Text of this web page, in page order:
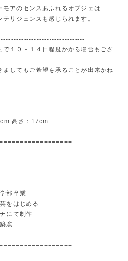
モアのセンスあふれるオブジェは
リジェンスも感じられます。
で１０－１４日程度かかる場合もござ
ましてもご希望を承ることが出来かね
高さ：17cm
部卒業
をはじめる
にて制作
窯